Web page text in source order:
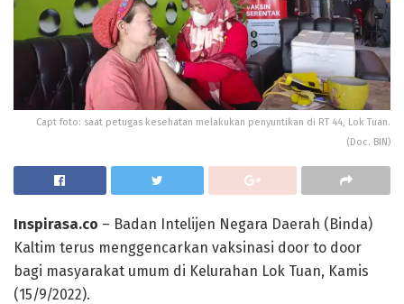
Capt foto: saat petugas kesehatan melakukan penyuntikan di RT 44, Lok Tuan.
(Doc. BIN)
Inspirasa.co – Badan Intelijen Negara Daerah (Binda)
Kaltim terus menggencarkan vaksinasi door to door
bagi masyarakat umum di Kelurahan Lok Tuan, Kamis
(15/9/2022).